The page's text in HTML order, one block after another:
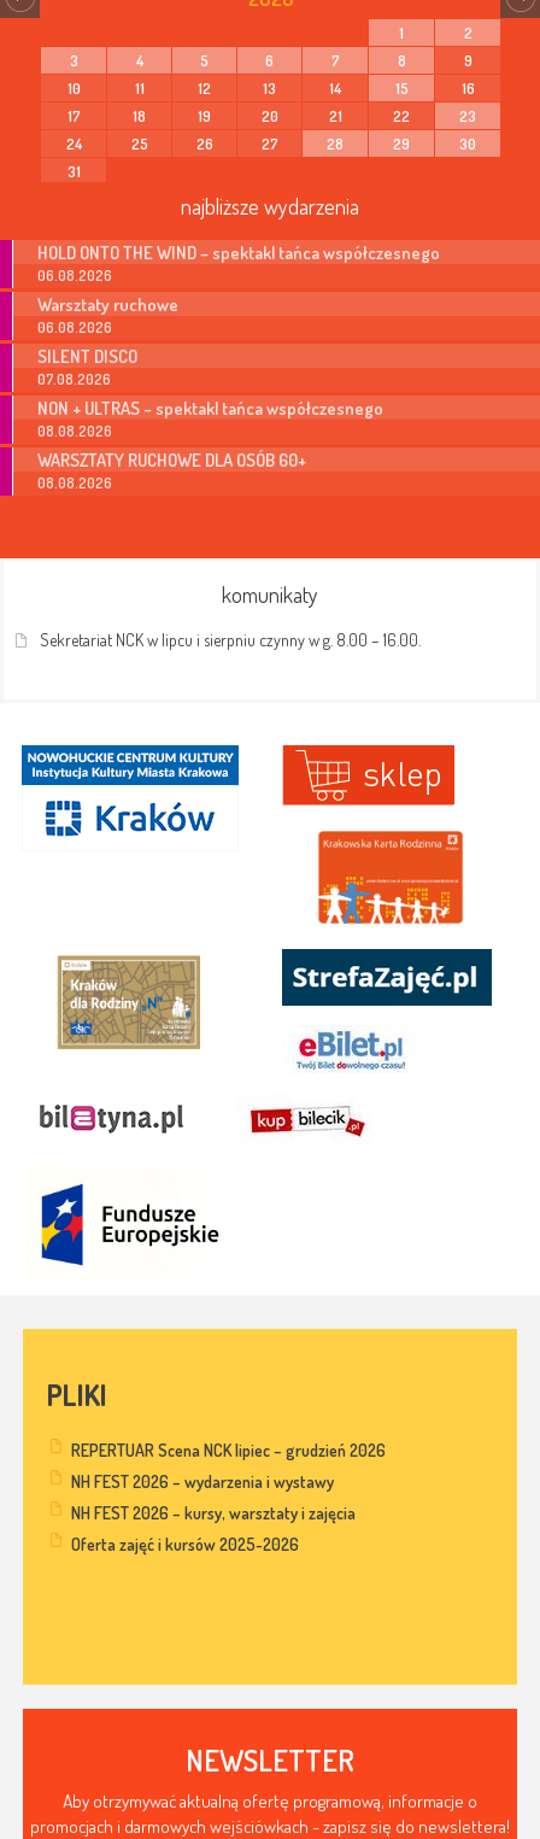
1
2
3
4 5 6 7 8
9
10
11 12 13 14 15
16
17
18 19 20 21 22
23
24
25 26 27 28 29
30
31
najbliższe wydarzenia
HOLD ONTO THE WIND – spektakl tańca współczesnego
06.08.2026
Warsztaty ruchowe
06.08.2026
SILENT DISCO
07.08.2026
NON + ULTRAS – spektakl tańca współczesnego
08.08.2026
WARSZTATY RUCHOWE DLA OSÓB 60+
08.08.2026
komunikaty
Sekretariat NCK w lipcu i sierpniu czynny w g. 8.00 – 16.00.
PLIKI
REPERTUAR Scena NCK lipiec – grudzień 2026
NH FEST 2026 – wydarzenia i wystawy
NH FEST 2026 – kursy, warsztaty i zajęcia
Oferta zajęć i kursów 2025-2026
NEWSLETTER
Aby otrzymywać aktualną ofertę programową, informacje o
promocjach i darmowych wejściówkach - zapisz się do newslettera!